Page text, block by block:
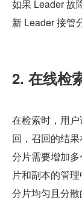
如果 Leader 故
新 Leader 接管
2. 在线检
在检索时，用
回，召回的结
分片需要增加
片和副本的管
分片均匀且分